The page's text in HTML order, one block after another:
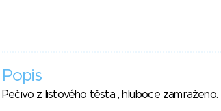
Popis
Pečivo z listového těsta , hluboce zamraženo.